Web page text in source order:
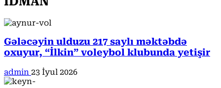
Gələcəyin ulduzu 217 saylı məktəbdə
oxuyur, “İlkin” voleybol klubunda yetişir
admin 23 İyul 2026